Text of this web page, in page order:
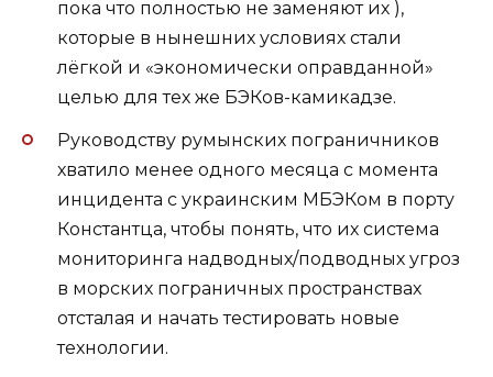
пока что полностью не заменяют их ),
которые в нынешних условиях стали
лёгкой и «экономически оправданной»
целью для тех же БЭКов-камикадзе.
Руководству румынских пограничников
хватило менее одного месяца с момента
инцидента с украинским МБЭКом в порту
Константца, чтобы понять, что их система
мониторинга надводных/подводных угроз
в морских пограничных пространствах
отсталая и начать тестировать новые
технологии.